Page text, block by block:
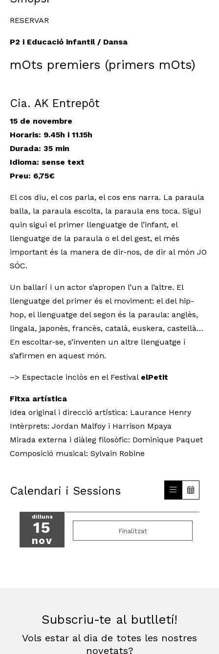
RESERVAR
P2 i Educació infantil / Dansa
mOts premiers (primers mOts)
Cia. AK Entrepôt
15 de novembre
Horaris: 9.45h i 11.15h
Durada: 35 min
Idioma: sense text
Preu: 6,75€
El cos diu, el cos parla, el cos ens narra. La paraula
balla, la paraula escolta, la paraula ens toca. Sigui
quin sigui el primer llenguatge de l’infant, el
llenguatge de la paraula o el del gest, el més
important és la manera de dir-nos, de dir al món JO
SÓC.
Un ballarí i un actor s’apropen l’un a l’altre. El
llenguatge del primer és el moviment: el del hip-
hop, el llenguatge del segon és la paraula: anglès,
lingala, japonès, francès, català, euskera, castellà…
En escoltar-se, s’inventen un altre llenguatge i
s’afirmen en aquest món.
–> Espectacle inclòs en el Festival elPetit
Fitxa artística
Idea original i direcció artística: Laurance Henry
Intèrprets: Jordan Malfoy i Harrison Mpaya
Mirada externa i diàleg filosòfic: Dominique Paquet
Composició musical: Sylvain Robine
Calendari i Sessions
dilluns
15
nov
Finalitzat
Subscriu-te al butlletí!
Vols estar al dia de totes les nostres
novetats?